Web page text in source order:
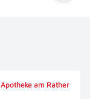
am Rather